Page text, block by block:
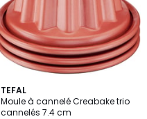
TEFAL
Moule à cannelé Creabake trio
cannelés 7.4 cm
4,9
/ 5